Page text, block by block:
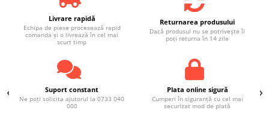
Livrare rapidă
Echipa de piese procesează rapid
comanda și o livrează în cel mai
scurt timp
Returnarea produsului
Dacă produsul nu se potrivește îl
poți returna în 14 zile
Suport constant
Ne poți solicita ajutorul la 0733 040
000
Plata online sigură
Cumperi în siguranță cu cel mai
securizat mod de plată